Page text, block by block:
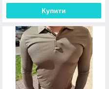
Купити